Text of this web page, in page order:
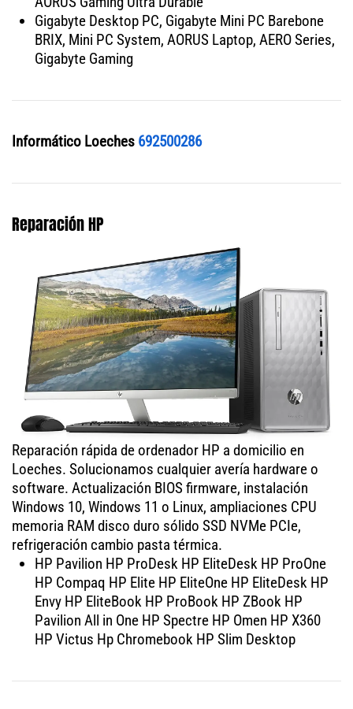
Gigabyte Desktop PC, Gigabyte Mini PC Barebone
BRIX, Mini PC System, AORUS Laptop, AERO Series,
Gigabyte Gaming
Informático Loeches 692500286
Reparación HP
Reparación rápida de ordenador HP a domicilio en
Loeches. Solucionamos cualquier avería hardware o
software. Actualización BIOS firmware, instalación
Windows 10, Windows 11 o Linux, ampliaciones CPU
memoria RAM disco duro sólido SSD NVMe PCIe,
refrigeración cambio pasta térmica.
HP Pavilion HP ProDesk HP EliteDesk HP ProOne
HP Compaq HP Elite HP EliteOne HP EliteDesk HP
Envy HP EliteBook HP ProBook HP ZBook HP
Pavilion All in One HP Spectre HP Omen HP X360
HP Victus Hp Chromebook HP Slim Desktop